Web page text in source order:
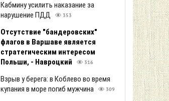
Кабмину усилить наказание за
нарушение ПДД
353
Отсутствие "бандеровских"
флагов в Варшаве является
стратегическим интересом
Польши, - Навроцкий
316
Взрыв у берега: в Коблево во время
купания в море погиб мужчина
309